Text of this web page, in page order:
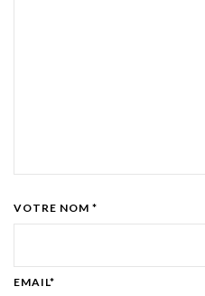
VOTRE NOM *
EMAIL*